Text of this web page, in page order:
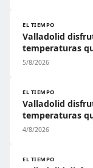
EL TIEMPO
Valladolid
temperaturas
5/8/2026
EL TIEMPO
Valladolid
temperaturas
4/8/2026
EL TIEMPO